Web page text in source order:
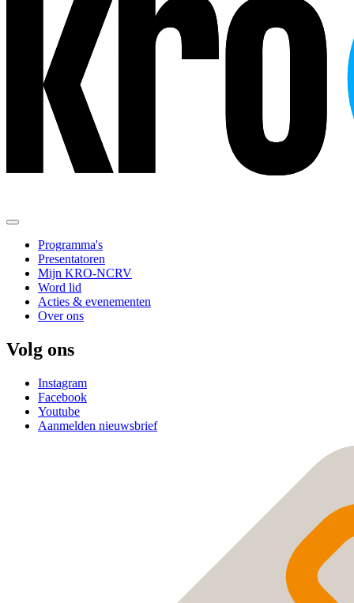
Programma's
Presentatoren
Mijn KRO-NCRV
Word lid
Acties & evenementen
Over ons
Volg ons
Instagram
Facebook
Youtube
Aanmelden nieuwsbrief